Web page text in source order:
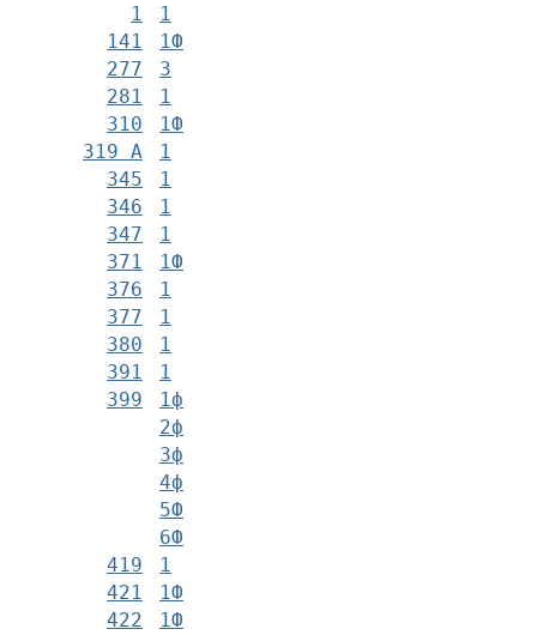
1
1
141
1Ф
277
3
281
1
310
1Ф
319 А
1
345
1
346
1
347
1
371
1Ф
376
1
377
1
380
1
391
1
399
1ф
2ф
3ф
4ф
5Ф
6Ф
419
1
421
1Ф
422
1Ф